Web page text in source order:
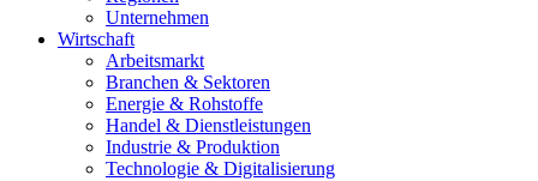
Unternehmen
Wirtschaft
Arbeitsmarkt
Branchen & Sektoren
Energie & Rohstoffe
Handel & Dienstleistungen
Industrie & Produktion
Technologie & Digitalisierung